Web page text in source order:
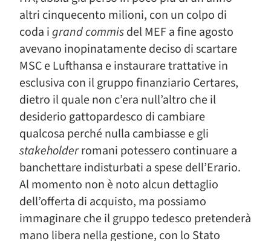
altri cinquecento milioni, con un colpo di
coda igrand commisdel MEF a fine agosto
avevano inopinatamente deciso di scartare
MSC e Lufthansa e instaurare trattative in
esclusiva con il gruppo finanziario Certares,
dietro il quale non c’era null’altro che il
desiderio gattopardesco di cambiare
qualcosa perché nulla cambiasse e gli
stakeholderromani potessero continuare a
banchettare indisturbati a spese dell’Erario.
Al momento non è noto alcun dettaglio
dell’offerta di acquisto, ma possiamo
immaginare che il gruppo tedesco pretenderà
mano libera nella gestione, con lo Stato